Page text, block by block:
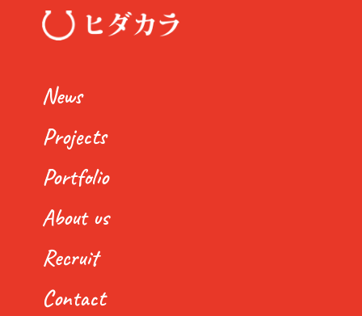
News
Projects
Portfolio
About us
Recruit
Contact